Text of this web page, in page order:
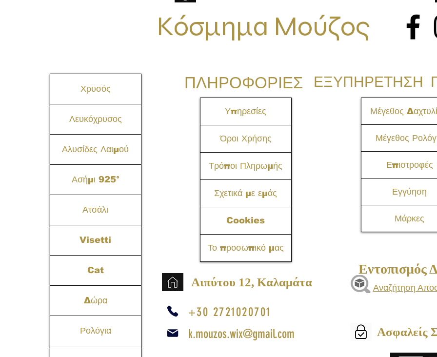
Κόσμημα Μούζος
Χρυσός
Λευκόχρυσος
Αλυσίδες Λαιμού
Ασήμι 925°
Ατσάλι
Visetti
Cat
Δώρα
Ρολόγια
ΠΛΗΡΟΦΟΡΙΕΣ
Υπηρεσίες
Όροι Χρήσης
Τρόποι Πληρωμής
Σχετικά με εμάς
Cookies
Το προσωπικό μας
Αιπύτου 12, Καλαμάτα​
+30 2721020701
k.mouzos.wix@gmail.com
ΕΞΥΠΗΡΕΤΗΣΗ
Μέγεθος
Μέγεθος
Επιστροφές
Εγγύηση
Μάρκες
Εντοπισμός
Αναζήτηση
Ασφαλείς